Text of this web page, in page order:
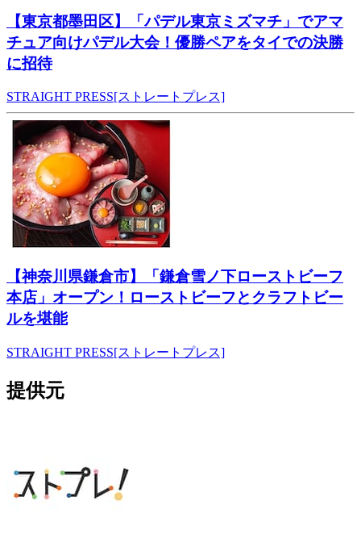
【東京都墨田区】「パデル東京ミズマチ」でアマ
チュア向けパデル大会！優勝ペアをタイでの決勝
に招待
STRAIGHT PRESS[ストレートプレス]
【神奈川県鎌倉市】「鎌倉雪ノ下ローストビーフ
本店」オープン！ローストビーフとクラフトビー
ルを堪能
STRAIGHT PRESS[ストレートプレス]
提供元